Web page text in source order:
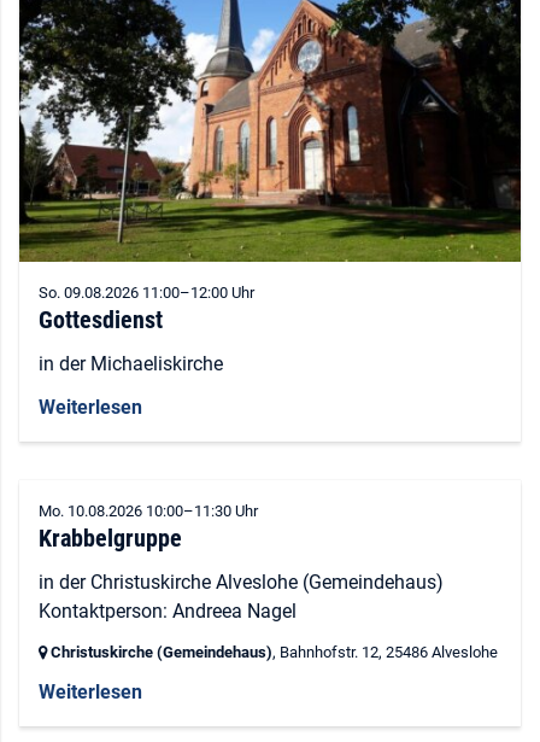
So. 09.08.2026 11:00–12:00 Uhr
Gottesdienst
in der Michaeliskirche
Weiterlesen
Mo. 10.08.2026 10:00–11:30 Uhr
Krabbelgruppe
in der Christuskirche Alveslohe (Gemeindehaus)
Kontaktperson: Andreea Nagel
Christuskirche (Gemeindehaus), Bahnhofstr. 12, 25486 Alveslohe
Weiterlesen